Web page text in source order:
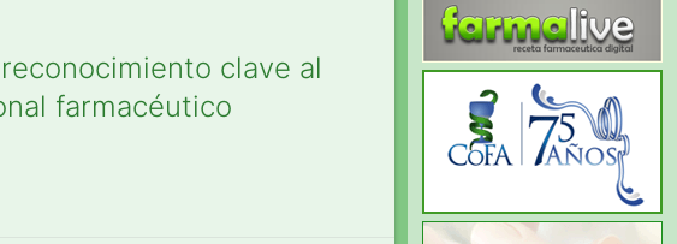
clave al
farmacéutico